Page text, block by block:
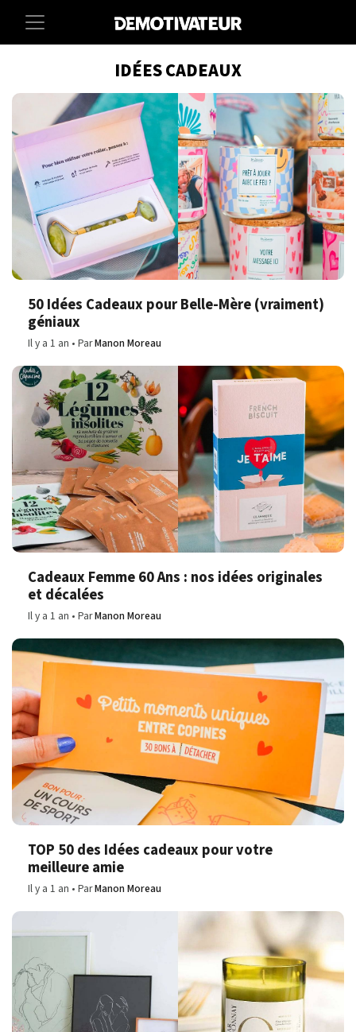
IDÉES CADEAUX
50 Idées Cadeaux pour Belle-Mère (vraiment)
géniaux
Il y a 1 an ParManon Moreau
Cadeaux Femme 60 Ans : nos idées originales
et décalées
Il y a 1 an ParManon Moreau
TOP 50 des Idées cadeaux pour votre
meilleure amie
Il y a 1 an ParManon Moreau